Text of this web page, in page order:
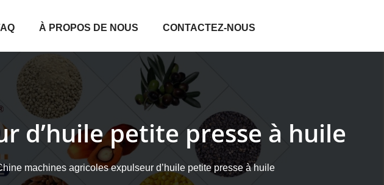
À PROPOS DE NOUS CONTACTEZ-NOUS
d’huile petite presse à huile
machines agricoles expulseur d’huile petite presse à huile